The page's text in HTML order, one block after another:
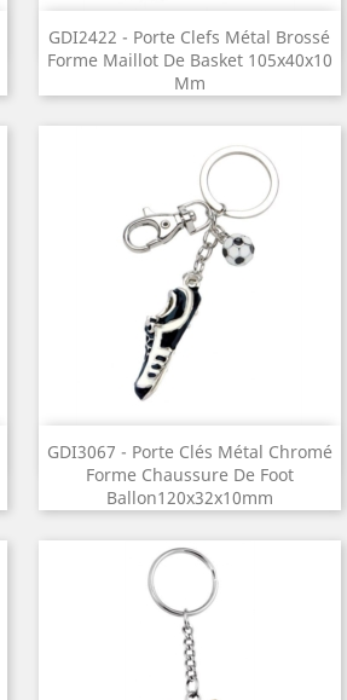
GDI2422 - Porte Clefs Métal Brossé
Forme Maillot De Basket 105x40x10
Mm
Aperçu rapide
GDI3067 - Porte Clés Métal Chromé
Forme Chaussure De Foot
Ballon120x32x10mm
Aperçu rapide